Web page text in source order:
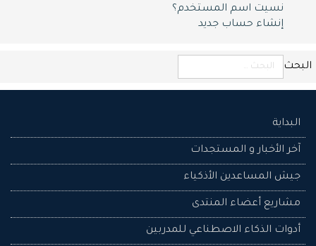
نسيت اسم المستخدم؟
إنشاء حساب جديد
البحث
البداية
آخر الأخبار و المستجدات
جيش المساعدين اﻷذكياء
مشاريع أعضاء المنتدى
أدوات الذكاء الاصطناعي للمدربين